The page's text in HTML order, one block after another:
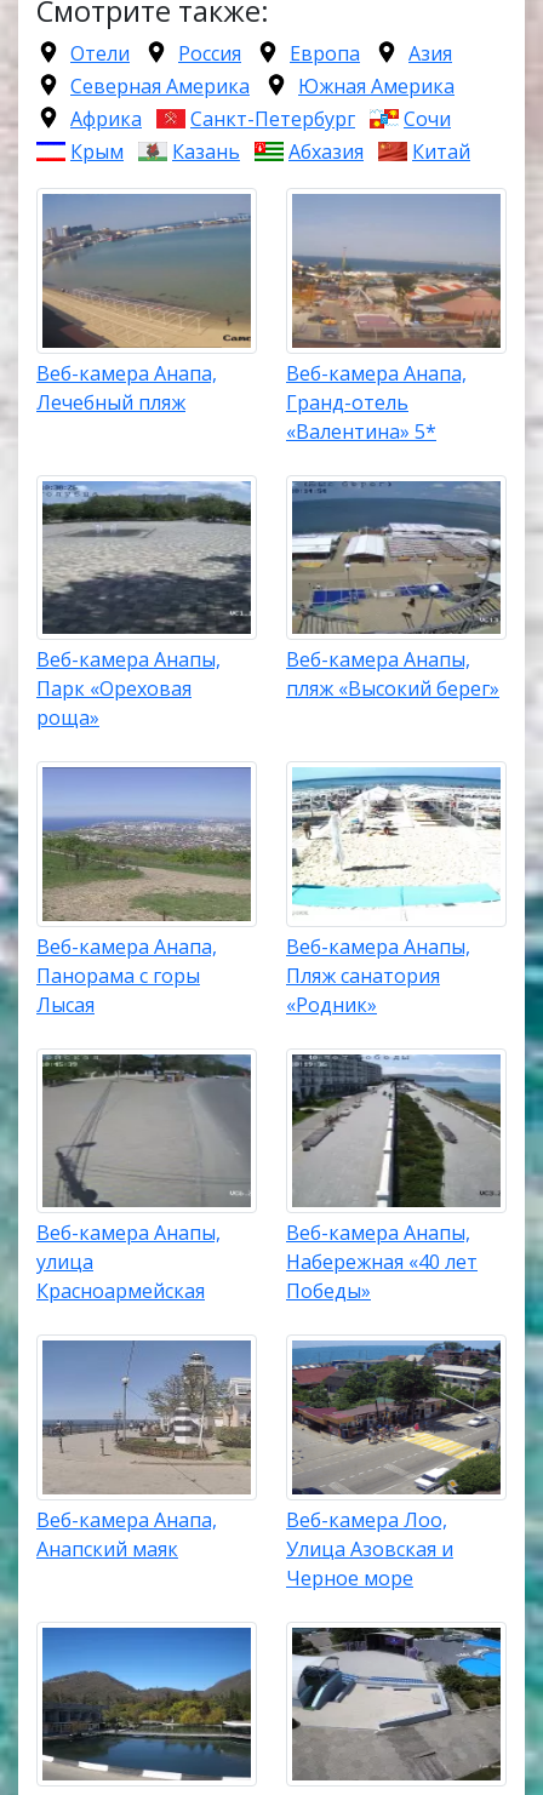
Смотрите также:
Отели Россия Европа
Азия
Северная Америка
Южная Америка
Африка
Санкт-Петербург
Сочи
Крым
Казань Абхазия Китай
Веб-камера Анапа,
Лечебный пляж
Веб-камера Анапа,
Гранд-отель
«Валентина» 5*
Веб-камера Анапы,
Парк «Ореховая
роща»
Веб-камера Анапы,
пляж «Высокий берег»
Веб-камера Анапа,
Панорама с горы
Лысая
Веб-камера Анапы,
Пляж санатория
«Родник»
Веб-камера Анапы,
улица
Красноармейская
Веб-камера Анапы,
Набережная «40 лет
Победы»
Веб-камера Анапа,
Анапский маяк
Веб-камера Лоо,
Улица Азовская и
Черное море